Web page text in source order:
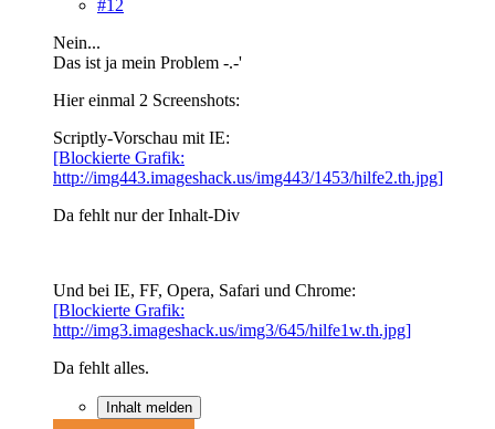
#12
Nein...
Das ist ja mein Problem -.-'
Hier einmal 2 Screenshots:
Scriptly-Vorschau mit IE:
[Blockierte Grafik:
http://img443.imageshack.us/img443/1453/hilfe2.th.jpg]
Da fehlt nur der Inhalt-Div
Und bei IE, FF, Opera, Safari und Chrome:
[Blockierte Grafik:
http://img3.imageshack.us/img3/645/hilfe1w.th.jpg]
Da fehlt alles.
Inhalt melden